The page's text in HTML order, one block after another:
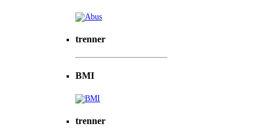
trenner
BMI
trenner